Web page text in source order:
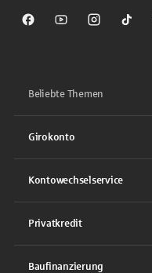
Sparkasse auf Facebook
Sparkasse auf
Sparkasse
Beliebte Themen
Girokonto
Kontowechselservice
Privatkredit
Baufinanzierung